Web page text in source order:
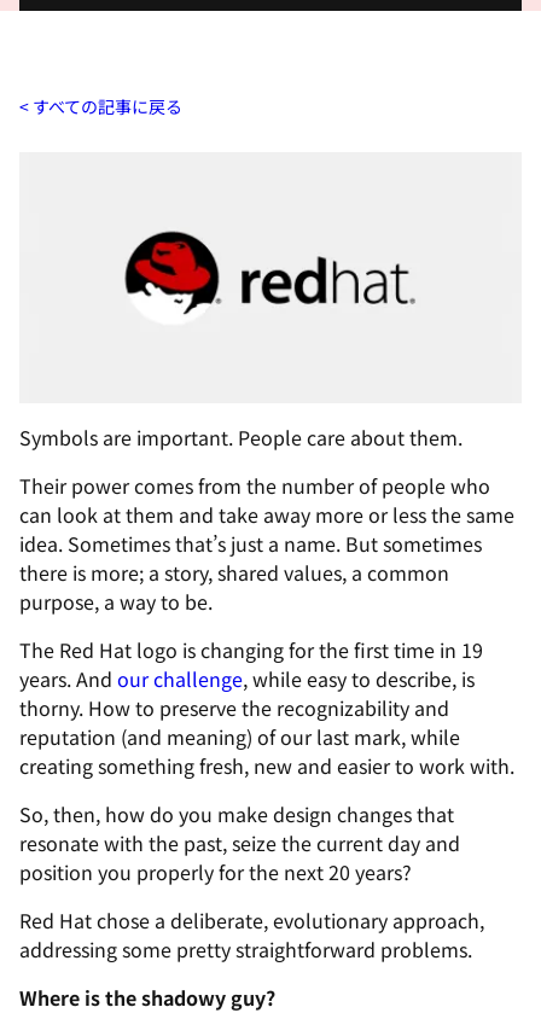
すべての記事に戻る
Symbols are important. People care about them.
Their power comes from the number of people who
can look at them and take away more or less the same
idea. Sometimes that’s just a name. But sometimes
there is more; a story, shared values, a common
purpose, a way to be.
The Red Hat logo is changing for the first time in 19
years. And our challenge, while easy to describe, is
thorny. How to preserve the recognizability and
reputation (and meaning) of our last mark, while
creating something fresh, new and easier to work with.
So, then, how do you make design changes that
resonate with the past, seize the current day and
position you properly for the next 20 years?
Red Hat chose a deliberate, evolutionary approach,
addressing some pretty straightforward problems.
Where is the shadowy guy?